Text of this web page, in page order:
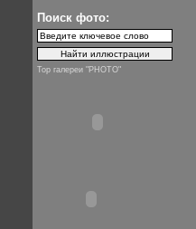
Поиск фото:
Top галереи "PHOTO"